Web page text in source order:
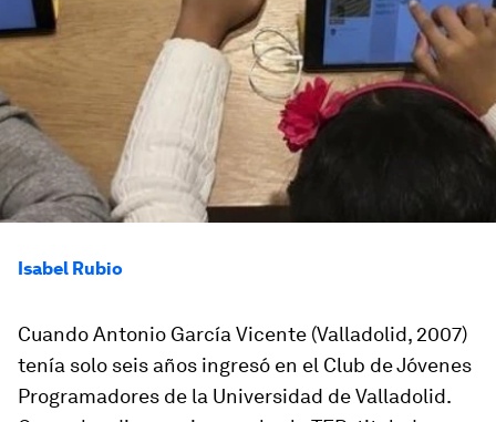
Isabel Rubio
Cuando Antonio García Vicente (Valladolid, 2007)
tenía solo seis años ingresó en el Club de Jóvenes
Programadores de la Universidad de Valladolid.